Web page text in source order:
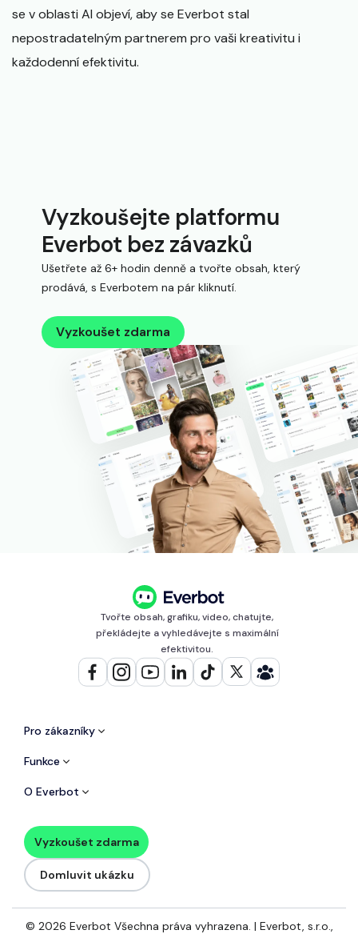
se v oblasti AI objeví, aby se Everbot stal
nepostradatelným partnerem pro vaši kreativitu i
každodenní efektivitu.
Vyzkoušejte platformu
Everbot bez závazků
Ušetřete až 6+ hodin denně a tvořte obsah, který
prodává, s Everbotem na pár kliknutí.
Vyzkoušet zdarma
Tvořte obsah, grafiku, video, chatujte,
překládejte a vyhledávejte s maximální
efektivitou.
Pro zákazníky
Funkce
O Everbot
Vyzkoušet zdarma
Domluvit ukázku
© 2026 Everbot Všechna práva vyhrazena. | Everbot, s.r.o.,